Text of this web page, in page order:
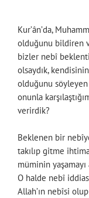
Kur’ân’da,
olduğunu bildiren
bizler nebî
olsaydık,
olduğunu söyleyen
onunla
verirdik?
Beklenen bir
takılıp gitme
müminin
O halde nebî
Allah’ın nebîsi